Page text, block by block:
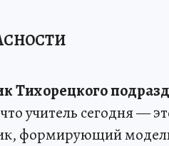
Тихорецкого
учитель сегодня —
формирующий